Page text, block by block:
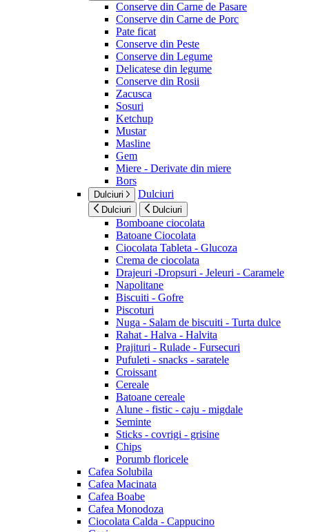
Conserve din Carne de Pasare
Conserve din Carne de Porc
Pate ficat
Conserve din Peste
Conserve din Legume
Delicatese din legume
Conserve din Rosii
Zacusca
Sosuri
Ketchup
Mustar
Masline
Gem
Miere - Derivate din miere
Bors
Dulciuri Dulciuri
Dulciuri Dulciuri
Bomboane ciocolata
Batoane Ciocolata
Ciocolata Tableta - Glucoza
Crema de ciocolata
Drajeuri -Dropsuri - Jeleuri - Caramele
Napolitane
Biscuiti - Gofre
Piscoturi
Nuga - Salam de biscuiti - Turta dulce
Rahat - Halva - Halvita
Prajituri - Rulade - Fursecuri
Pufuleti - snacks - saratele
Croissant
Cereale
Batoane cereale
Alune - fistic - caju - migdale
Seminte
Sticks - covrigi - grisine
Chips
Porumb floricele
Cafea Solubila
Cafea Macinata
Cafea Boabe
Cafea Monodoza
Ciocolata Calda - Cappucino